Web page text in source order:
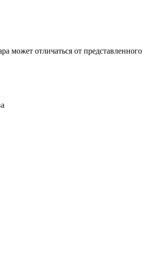
может отличаться от представленного